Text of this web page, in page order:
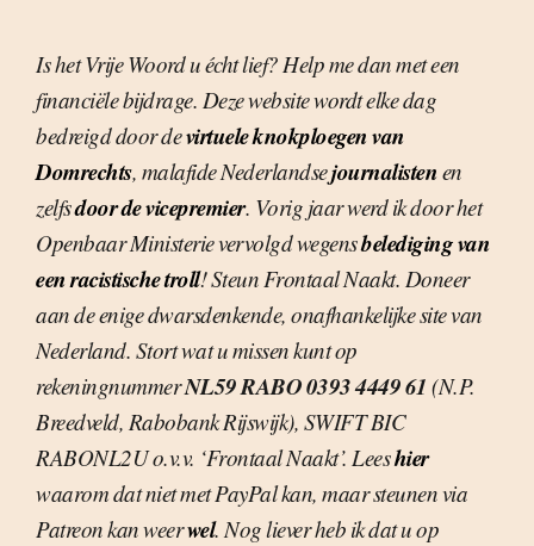
Is het Vrije Woord u écht lief? Help me dan met een
financiële bijdrage. Deze website wordt elke dag
bedreigd door devirtuele knokploegen van
Domrechts, malafide Nederlandsejournalistenen
zelfsdoor de vicepremier. Vorig jaar werd ik door het
Openbaar Ministerie vervolgd wegensbelediging van
een racistische troll! Steun Frontaal Naakt. Doneer
aan de enige dwarsdenkende, onafhankelijke site van
Nederland. Stort wat u missen kunt op
rekeningnummerNL59 RABO 0393 4449 61 (N.P.
Breedveld, Rabobank Rijswijk), SWIFT BIC
RABONL2U o.v.v. ‘Frontaal Naakt’. Leeshier
waarom dat niet met PayPal kan, maar steunen via
Patreon kan weerwel. Nog liever heb ik dat u op